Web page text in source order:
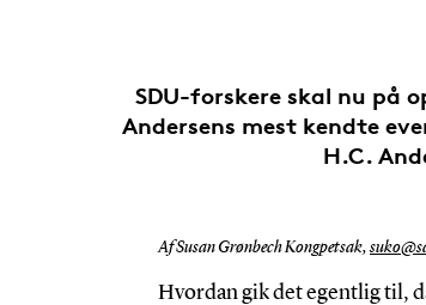
SDU-forskere skal nu på
Andersens mest kendte
H.C.
Af Susan Grønbech Kongpetsak,
Hvordan gik det egentlig til,